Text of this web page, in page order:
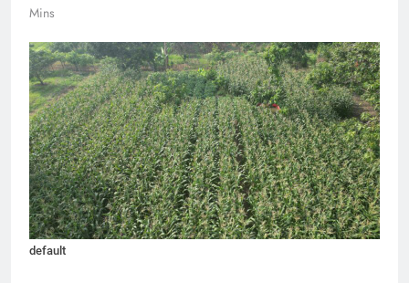
Mins
default